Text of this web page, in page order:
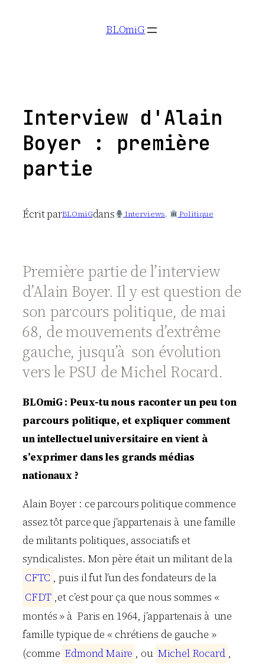
BLOmiG
Interview d'Alain
Boyer : première
partie
Écrit parBLOmiGdans Interviews, Politique
Première partie de l’interview
d’Alain Boyer. Il y est question de
son parcours politique, de mai
68, de mouvements d’extrême
gauche, jusqu’à son évolution
vers le PSU de Michel Rocard.
BLOmiG : Peux-tu nous raconter un peu ton
parcours politique, et expliquer comment
un intellectuel universitaire en vient à
s’exprimer dans les grands médias
nationaux ?
Alain Boyer : ce parcours politique commence
assez tôt parce que j’appartenais à une famille
de militants politiques, associatifs et
syndicalistes. Mon père était un militant de la
CFTC , puis il fut l’un des fondateurs de la
CFDT ,et c’est pour ça que nous sommes «
montés » à Paris en 1964, j’appartenais à une
famille typique de « chrétiens de gauche »
(comme EdmondMaire , ou Michel Rocard ,